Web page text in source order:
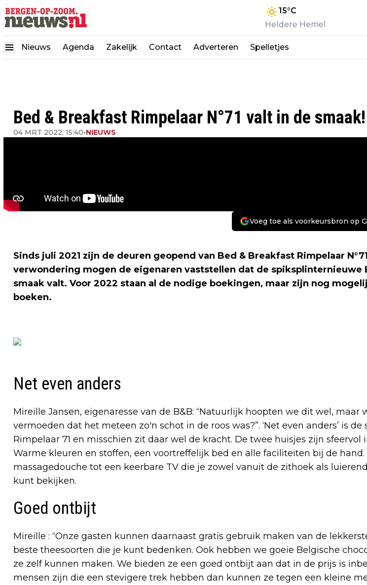
15°C
Heldere Hemel
Nieuws Agenda Zakelijk Contact Adverteren Spelletjes
Bed & Breakfast Rimpelaar N°71 valt in de smaak!
04 MRT 2022, 15:40•NIEUWS
Voeg toe als voorkeursbron op
Sinds juli 2021 zijn de deuren geopend van Bed & Breakfast Rimpelaar
verwondering mogen de eigenaren vaststellen dat de spiksplinternieuwe
smaak valt. Voor 2022 staan al de nodige boekingen, maar zijn nog
boeken.
Net even anders
Mireille Jansen, eigenaresse van de B&B: “Natuurlijk hoopten we dit wel, maar
vermoeden dat het meteen zo'n schot in de roos was?”. ‘Net even anders’ is de
Rimpelaar 71 en misschien zit daar wel de kracht. De twee huisjes zijn sfeervol
Warme kleuren en stoffen, een voortreffelijk bed en alle faciliteiten bij de hand.
massagedouche tot een keerbare TV die je zowel vanuit de zithoek als
kunt bekijken.
Goed ontbijt
Mireille : “Onze gasten kunnen daarnaast gratis gebruik maken van de
beste theesoorten die je kunt bedenken. Ook hebben we goeie Belgische
ze zelf kunnen maken. We bieden ze een goed ontbijt aan dat in de prijs is
mensen zijn die een stevigere trek hebben dan kunnen ze tegen een kleine